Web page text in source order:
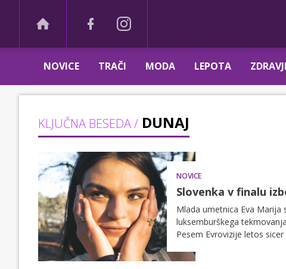
NOVICE TRAČI MODA LEPOTA
KLJUČNA BESEDA / DUNAJ
NOVICE
Slovenka v finalu
Mlada umetnica Eva
luksemburškega
Pesem Evrovizije letos